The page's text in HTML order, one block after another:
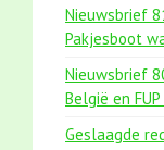
Nieuwsbrief
Pakjesboot
Nieuwsbrief
België en
Geslaagde